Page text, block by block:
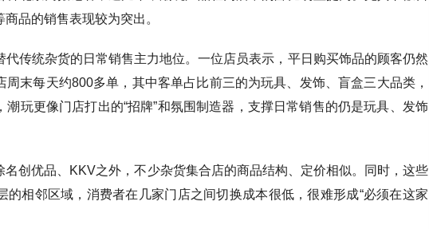
品的销售表现较为突出。
代传统杂货的日常销售主力地位。一位店员表示，平日购买饰品的顾客仍然
末每天约800多单，其中客单占比前三的为玩具、发饰、盲盒三大品类，
玩更像门店打出的“招牌”和氛围制造器，支撑日常销售的仍是玩具、发饰
名创优品、KKV之外，不少杂货集合店的商品结构、定价相似。同时，这些
的相邻区域，消费者在几家门店之间切换成本很低，很难形成“必须在这家